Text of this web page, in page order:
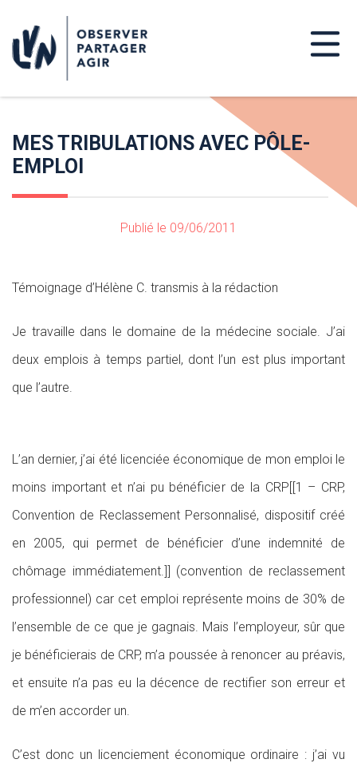
MES TRIBULATIONS AVEC PÔLE-
EMPLOI
Publié le 09/06/2011
Témoignage d’Hélène C. transmis à la rédaction
Je travaille dans le domaine de la médecine sociale. J’ai
deux emplois à temps partiel, dont l’un est plus important
que l’autre.
L’an dernier, j’ai été licenciée économique de mon emploi le
moins important et n’ai pu bénéficier de la CRP[[1 – CRP,
Convention de Reclassement Personnalisé, dispositif créé
en 2005, qui permet de bénéficier d’une indemnité de
chômage immédiatement.]] (convention de reclassement
professionnel) car cet emploi représente moins de 30% de
l’ensemble de ce que je gagnais. Mais l’employeur, sûr que
je bénéficierais de CRP, m’a poussée à renoncer au préavis,
et ensuite n’a pas eu la décence de rectifier son erreur et
de m’en accorder un.
C’est donc un licenciement économique ordinaire : j’ai vu